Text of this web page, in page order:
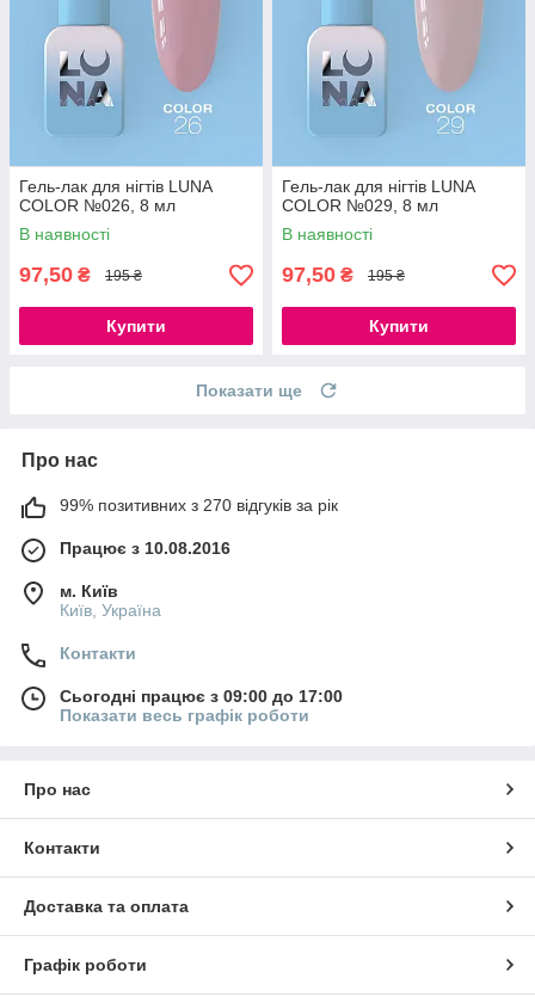
Гель-лак для нігтів LUNA
COLOR №026, 8 мл
В наявності
97,50 ₴ 195 ₴
Купити
Гель-лак для нігтів LUNA
COLOR №029, 8 мл
В наявності
97,50 ₴ 195 ₴
Купити
Показати ще
Про нас
99% позитивних з 270 відгуків за рік
Працює з 10.08.2016
м. Київ
Київ, Україна
Контакти
Сьогодні працює з 09:00 до 17:00
Показати весь графік роботи
Про нас
Контакти
Доставка та оплата
Графік роботи